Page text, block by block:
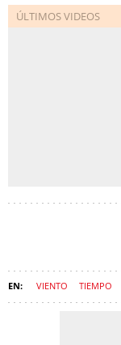
VIENTO TIEMPO